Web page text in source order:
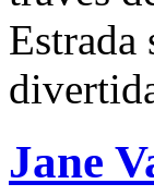
Estrada
Jane